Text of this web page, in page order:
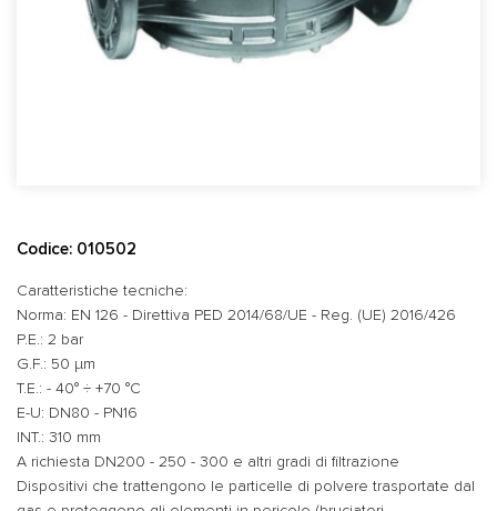
Codice: 010502
Caratteristiche tecniche:
Norma: EN 126 - Direttiva PED 2014/68/UE - Reg. (UE) 2016/426
P.E.: 2 bar
G.F.: 50 µm
T.E.: - 40° ÷ +70 °C
E-U: DN80 - PN16
INT.: 310 mm
A richiesta DN200 - 250 - 300 e altri gradi di filtrazione
Dispositivi che trattengono le particelle di polvere trasportate dal